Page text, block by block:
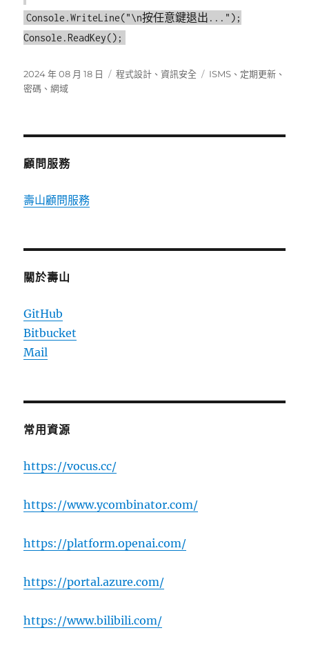
Console.WriteLine("\n按任意鍵退出...");
Console.ReadKey();
發
佈
2024 年 08 月 18 日
分
程式設計 、資訊安全
標
ISMS 、 定期更新 、
密碼 、網域
顧問服務
壽山顧問服務
關於壽山
GitHub
Bitbucket
Mail
常用資源
https://vocus.cc/
https://www.ycombinator.com/
https://platform.openai.com/
https://portal.azure.com/
https://www.bilibili.com/